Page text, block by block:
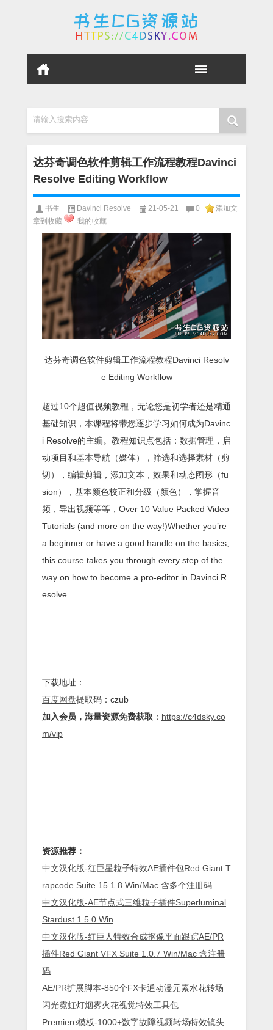
请输入搜索内容
达芬奇调色软件剪辑工作流程教程Davinci
Resolve Editing Workflow
书生 Davinci Resolve 21-05-21 0
添加文
章到收藏
我的收藏
达芬奇调色软件剪辑工作流程教程Davinci Resolv
e Editing Workflow
超过10个超值视频教程，无论您是初学者还是精通
基础知识，本课程将带您逐步学习如何成为Davinc
i Resolve的主编。教程知识点包括：数据管理，启
动项目和基本导航（媒体），筛选和选择素材（剪
切），编辑剪辑，添加文本，效果和动态图形（fu
sion），基本颜色校正和分级（颜色），掌握音
频，导出视频等等，Over 10 Value Packed Video
Tutorials (and more on the way!)Whether you’re
a beginner or have a good handle on the basics,
this course takes you through every step of the
way on how to become a pro-editor in Davinci R
esolve.
下载地址：
百度网盘提取码：czub
加入会员，海量资源免费获取 ： https://c4dsky.co
m/vip
资源推荐：
中文汉化版-红巨星粒子特效AE插件包Red Giant T
rapcode Suite 15.1.8 Win/Mac 含多个注册码
中文汉化版-AE节点式三维粒子插件Superluminal
Stardust 1.5.0 Win
中文汉化版-红巨人特效合成抠像平面跟踪AE/PR
插件Red Giant VFX Suite 1.0.7 Win/Mac 含注册
码
AE/PR扩展脚本-850个FX卡通动漫元素水花转场
闪光霓虹灯烟雾火花视觉特效工具包
Premiere模板-1000+数字故障视频转场特效镜头